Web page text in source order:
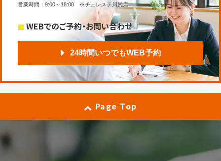
営業時間 ： 9:00～18:00 ※チェレステ川尻店
WEBでのご予約・お問い合わせ
24時間いつでもWEB予約
Page Top